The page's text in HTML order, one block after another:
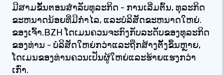
ມີສາມຂັ້ນຕອນສໍາລັບທຸລະກິດ - ການເລີ່ມຕົ້ນ, ທຸລະກິດ
ຂະຫນາດນ້ອຍທີ່ມີກໍາໄລ, ແລະບໍລິສັດຂະຫນາດໃຫຍ່.
ຂອງເຈົ້າ.BZH ໂດເມນຄວນຈະກົງກັບລະດັບຂອງທຸລະກິດ
ຂອງທ່ານ - ບໍລິສັດໃຫຍ່ກວ່າແລະຖືກສ້າງຕັ້ງຂຶ້ນຫຼາຍ,
ໂດເມນຂອງທ່ານຄວນເປັນຜູ້ໃຫຍ່ແລະຮ້າຍແຮງກວ່າ
ເກົ່າ.